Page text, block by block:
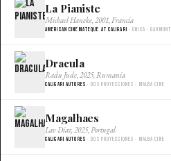
La Pianiste
Michael Haneke, 2001, Francia
American Cinemateque at Caligari · Única · Gaumont
Dracula
Radu Jude, 2025, Rumania
Caligari Autores · Dos proyecciones · Malba Cine
Magalhaes
Lav Diaz, 2025, Portugal
Caligari Autores · Dos proyecciones · Malba Cine